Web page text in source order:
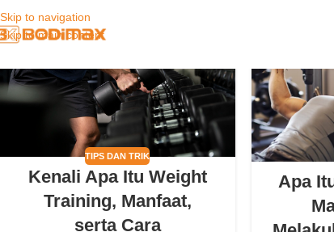
Skip to navigation
Skip to main content
30
JAN
TIPS DAN TRIK
Kenali Apa Itu Weight
Training, Manfaat,
serta Cara
Apa